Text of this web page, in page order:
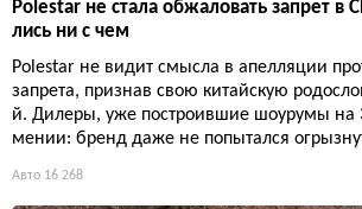
Polestar не стала обжаловать запрет в
лись ни с чем
Polestar не видит смысла в апелляции
запрета, признав свою китайскую
й. Дилеры, уже построившие шоурумы на
мении: бренд даже не попытался
Авто 16 268